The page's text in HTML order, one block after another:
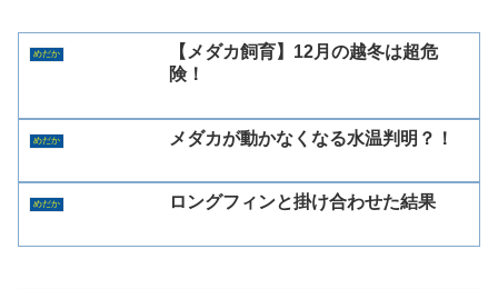
めだか
【メダカ飼育】12月の越冬は超危
険！
めだか メダカが動かなくなる水温判明？！
めだか ロングフィンと掛け合わせた結果